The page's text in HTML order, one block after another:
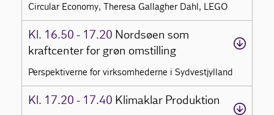
Circular Economy, Theresa Gallagher Dahl, LEGO
Kl. 16.50 - 17.20 Nordsøen som
kraftcenter for grøn omstilling
Perspektiverne for virksomhederne i Sydvestjylland
Kl. 17.20 - 17.40 Klimaklar Produktion